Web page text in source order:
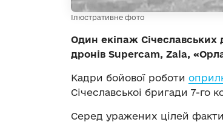
Ілюстративне фото
Один екіпаж Січеславських
дронів Supercam, Zala,
Кадри бойової роботи
Cічеславськоі бригади 7-
Серед уражених цілей